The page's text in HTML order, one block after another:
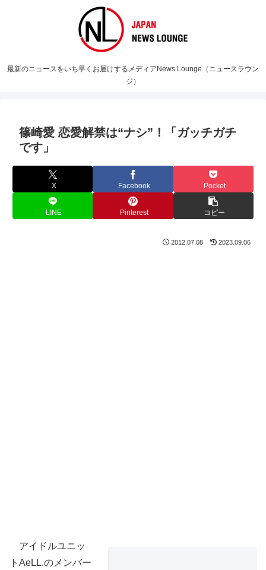
最新のニュースをいち早くお届けするメディアNews Lounge（ニュースラウン
ジ）
篠崎愛 恋愛解禁は“ナシ”！「ガッチガチ
です」
X Facebook Pocket
LINE Pinterest コピー
2012.07.08 2023.09.06
アイドルユニッ
トAeLL.のメンバー